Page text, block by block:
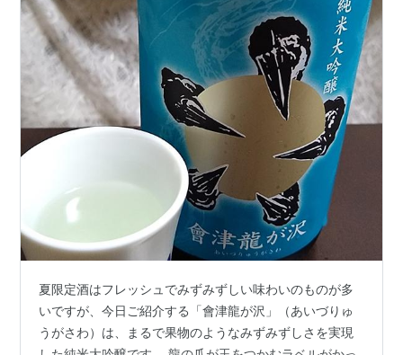
夏限定酒はフレッシュでみずみずしい味わいのものが多
いですが、今日ご紹介する「會津龍が沢」（あいづりゅ
うがさわ）は、まるで果物のようなみずみずしさを実現